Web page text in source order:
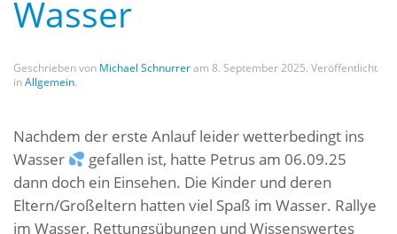
Wasser
Geschrieben von Michael Schnurreram 8. September 2025. Veröffentlicht
inAllgemein.
Nachdem der erste Anlauf leider wetterbedingt ins
Wasser
gefallen ist, hatte Petrus am 06.09.25
dann doch ein Einsehen. Die Kinder und deren
Eltern/Großeltern hatten viel Spaß im Wasser. Rallye
im Wasser, Rettungsübungen und Wissenswertes